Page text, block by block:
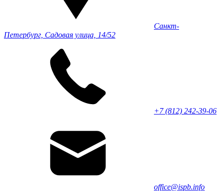
Санкт-
Петербург, Садовая улица, 14/52
+7 (812) 242-39-06
office@ispb.info